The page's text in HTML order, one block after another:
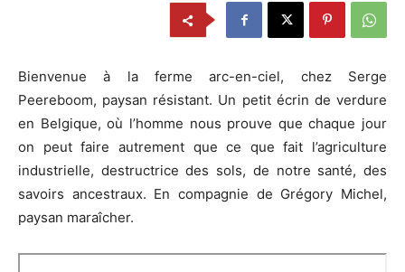
Bienvenue à la ferme arc-en-ciel, chez Serge
Peereboom, paysan résistant. Un petit écrin de verdure
en Belgique, où l’homme nous prouve que chaque jour
on peut faire autrement que ce que fait l’agriculture
industrielle, destructrice des sols, de notre santé, des
savoirs ancestraux. En compagnie de Grégory Michel,
paysan maraîcher.